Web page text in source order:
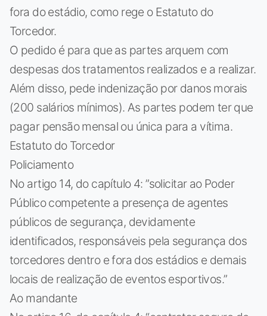
fora do estádio, como rege o Estatuto do
Torcedor.
O pedido é para que as partes arquem com
despesas dos tratamentos realizados e a realizar.
Além disso, pede indenização por danos morais
(200 salários mínimos). As partes podem ter que
pagar pensão mensal ou única para a vítima.
Estatuto do Torcedor
Policiamento
No artigo 14, do capítulo 4: ”solicitar ao Poder
Público competente a presença de agentes
públicos de segurança, devidamente
identificados, responsáveis pela segurança dos
torcedores dentro e fora dos estádios e demais
locais de realização de eventos esportivos.”
Ao mandante